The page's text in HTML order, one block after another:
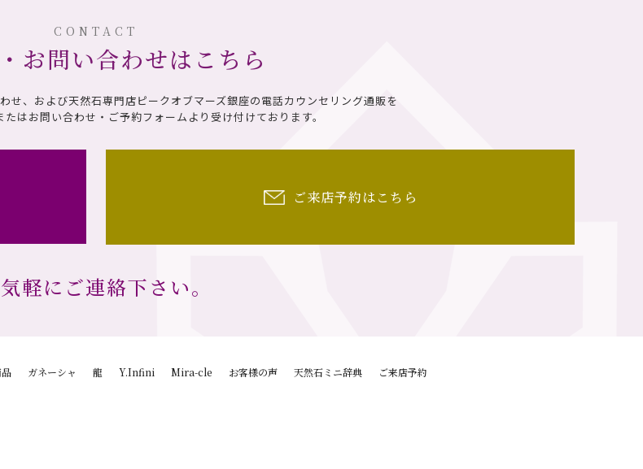
CONTACT
お問い合わせはこちら
せ、および天然石専門店ピークオブマーズ銀座の電話カウンセリング通販を
はお問い合わせ・ご予約フォームより受け付けております。
ご来店予約はこちら
軽にご連絡下さい。
ガネーシャ 龍 Y.Infini Mira-cle お客様の声 天然石ミニ辞典
ご来店予約